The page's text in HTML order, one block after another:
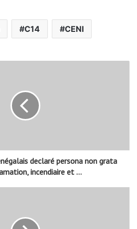
C14 CENI
declaré persona non grata
incendiaire et …